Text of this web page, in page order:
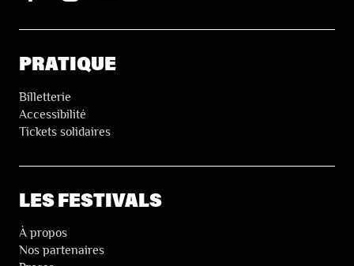
PRATIQUE
Billetterie
Accessibilité
Tickets solidaires
LES FESTIVALS
À propos
Nos partenaires